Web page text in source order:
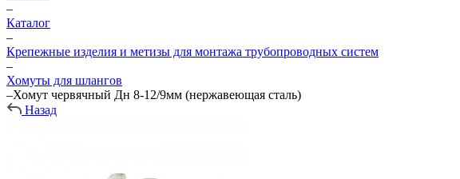
–
Каталог
–
Крепежные изделия и метизы для монтажа трубопроводных систем
–
Хомуты для шлангов
–Хомут червячный Дн 8-12/9мм (нержавеющая сталь)
Назад